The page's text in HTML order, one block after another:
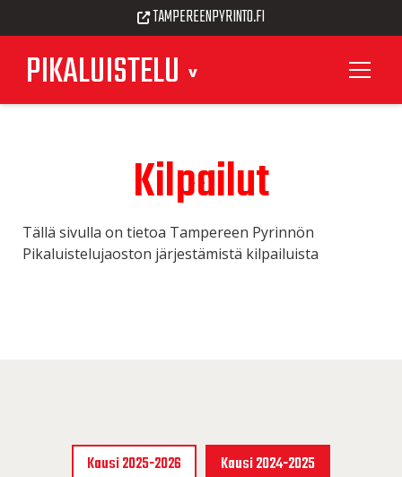
PIKALUISTELU
TAMPEREENPYRINTO.FI
Kilpailut
Tällä sivulla on tietoa Tampereen Pyrinnön
Pikaluistelujaoston järjestämistä kilpailuista
Kausi 2025-2026
Kausi 2024-2025